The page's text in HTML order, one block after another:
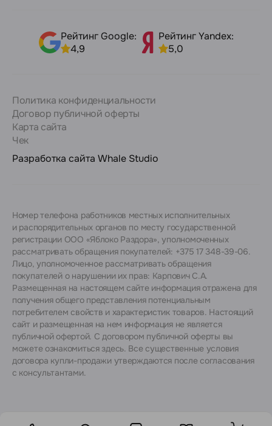
Рейтинг Google:
4,9
Рейтинг Yandex:
5,0
Политика конфиденциальности
Договор публичной оферты
Карта сайта
Чек
Разработка сайта Whale Studio
Номер телефона работников местных исполнительных
и распорядительных органов по месту государственной
регистрации ООО «Яблоко Раздора», уполномоченных
рассматривать обращения покупателей: +375 17 348-39-06.
Лицо, уполномоченное рассматривать обращения
покупателей о нарушении их прав: Карпович С.А.
Размещенная на настоящем сайте информация отражена для
получения общего представления потенциальным
потребителем свойств и характеристик товаров. Настоящий
сайт и размещенная на нем информация не является
публичной офертой. С договором публичной оферты вы
можете ознакомиться здесь. Все существенные условия
договора купли-продажи утверждаются после согласования
с консультантами.